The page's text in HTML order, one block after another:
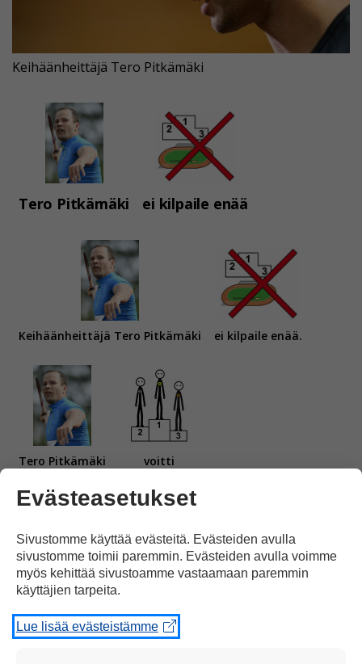
Tero Pitkämäki ei kilpaile enää
Keihäänheittäjä Tero Pitkämäki
Keihäänheittäjä Tero Pitkämäki ei kilpaile enää.
Tero Pitkämäki voitti
7 mitalia
Evästeasetukset
Sivustomme käyttää evästeitä. Evästeiden avulla
sivustomme toimii paremmin. Evästeiden avulla voimme
myös kehittää sivustoamme vastaamaan paremmin
käyttäjien tarpeita.
Lue lisää evästeistämme